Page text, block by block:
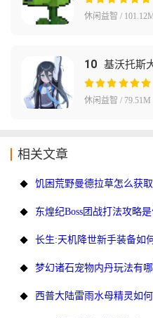
休闲益智 /
10 基沃托斯
休闲益智 / 79.51M
相关文章
饥困荒野曼德拉草怎么获取
东煌纪Boss团战打法攻略
长生:天机降世新手装备如
梦幻诸石宠物内丹玩法有
西普大陆雷雨水母精灵如何